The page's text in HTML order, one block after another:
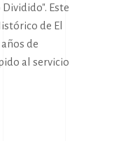
Este
de El
de
al servicio